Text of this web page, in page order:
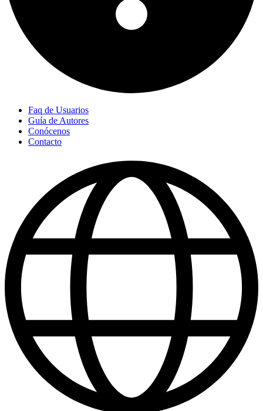
Faq de Usuarios
Guía de Autores
Conócenos
Contacto